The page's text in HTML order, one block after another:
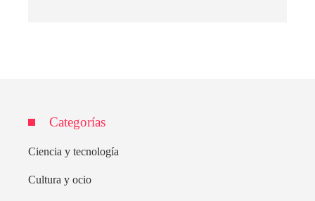
Categorías
Ciencia y tecnología
Cultura y ocio